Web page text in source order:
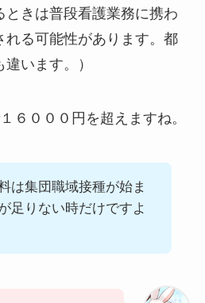
ときは普段看護業務に携わ
れる可能性があります。都
います。）
６０００円を超えますね。
は集団職域接種が始ま
足りない時だけですよ